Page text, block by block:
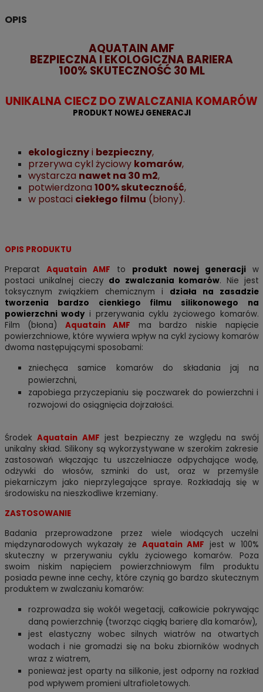
OPIS
AQUATAIN AMF
BEZPIECZNA I EKOLOGICZNA BARIERA
100% SKUTECZNOŚĆ 30 ML
UNIKALNA CIECZ DO ZWALCZANIA KOMARÓW
PRODUKT NOWEJ GENERACJI
ekologicznyi bezpieczny,
przerywa cykl życiowy komarów,
wystarcza nawet na 30 m2,
potwierdzona 100% skuteczność,
w postaci ciekłego filmu (błony).
OPIS PRODUKTU
Preparat Aquatain AMF to produkt nowej generacjiw
postaci unikalnej cieczy do zwalczania komarów. Nie jest
toksycznym związkiem chemicznym i działa na zasadzie
tworzenia bardzo cienkiego filmu silikonowego na
powierzchni wodyi przerywania cyklu życiowego komarów.
Film (błona) Aquatain AMF ma bardzo niskie napięcie
powierzchniowe, które wywiera wpływ na cykl życiowy komarów
dwoma następującymi sposobami:
zniechęca samice komarów do składania jaj na
powierzchni,
zapobiega przyczepianiu się poczwarek do powierzchni i
rozwojowi do osiągnięcia dojrzałości.
Środek Aquatain AMF jest bezpieczny ze względu na swój
unikalny skład. Silikony są wykorzystywane w szerokim zakresie
zastosowań włączając tu uszczelniacze odpychające wodę,
odżywki do włosów, szminki do ust, oraz w przemyśle
piekarniczym jako nieprzylegające spraye. Rozkładają się w
środowisku na nieszkodliwe krzemiany.
ZASTOSOWANIE
Badania przeprowadzone przez wiele wiodących uczelni
międzynarodowych wykazały że Aquatain AMF jest w 100%
skuteczny w przerywaniu cyklu życiowego komarów. Poza
swoim niskim napięciem powierzchniowym film produktu
posiada pewne inne cechy, które czynią go bardzo skutecznym
produktem w zwalczaniu komarów:
rozprowadza się wokół wegetacji, całkowicie pokrywając
daną powierzchnię (tworząc ciągłą barierę dla komarów),
jest elastyczny wobec silnych wiatrów na otwartych
wodach i nie gromadzi się na boku zbiorników wodnych
wraz z wiatrem,
ponieważ jest oparty na silikonie, jest odporny na rozkład
pod wpływem promieni ultrafioletowych.